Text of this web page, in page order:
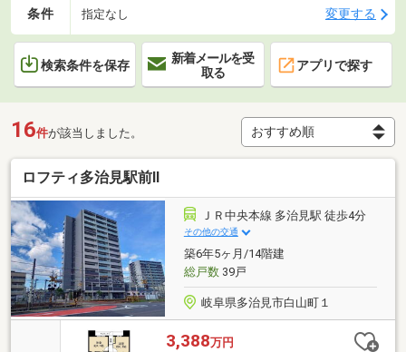
条件 指定なし 変更する
検索条件を保存
新着メールを受
取る
アプリで探す
16件が該当しました。
ロフティ多治見駅前Ⅱ
ＪＲ中央本線 多治見駅 徒歩4分
その他の交通
築6年5ヶ月/14階建
総戸数39戸
岐阜県多治見市白山町１
3,388万円